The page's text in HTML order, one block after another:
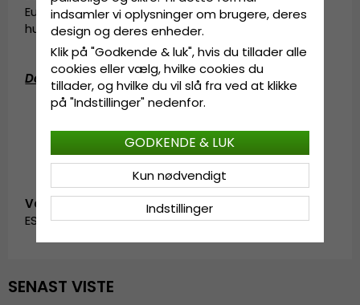
Europa kom sammen i Göteborg for et par
hundrede år siden.
Detaljeinformation:
Lavet i Kina.
Vare-ID:
ES1016521.seville.brown
SENAST VISTE
indsamler vi oplysninger om brugere, deres
design og deres enheder.
Klik på "Godkende & luk", hvis du tillader alle
cookies eller vælg, hvilke cookies du
tillader, og hvilke du vil slå fra ved at klikke
på "Indstillinger" nedenfor.
Indstillinger
Kun nødvendigt
GODKENDE & LUK